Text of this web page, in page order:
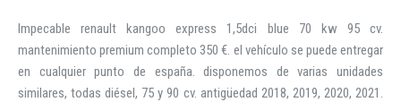
Impecable renault kangoo express 1,5dci blue 70 kw 95 cv.
mantenimiento premium completo 350 €. el vehículo se puede entregar
en cualquier punto de españa. disponemos de varias unidades
similares, todas diésel, 75 y 90 cv. antigüedad 2018, 2019, 2020, 2021.